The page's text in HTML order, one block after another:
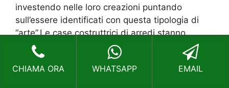
investendo nelle loro creazioni puntando
sull’essere identificati con questa tipologia di
“arte”.Le case costruttrici di arredi stanno
cercando di puntare su questa tendenza, ma
ciò soddisfa una grande fetta di mercato, non lo
possiamo negare, ma si scende poi nella qualità
CHIAMA ORA WHATSAPP EMAIL